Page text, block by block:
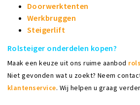
Doorwerktenten
Werkbruggen
Steigerlift
Rolsteiger onderdelen kopen?
Maak een keuze uit ons ruime aanbod
Niet gevonden wat u zoekt? Neem
klantenservice. Wij helpen u graag